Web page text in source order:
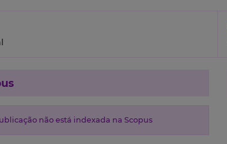
não está indexada na Scopus